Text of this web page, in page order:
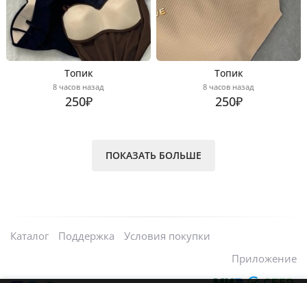
Топик
8 часов назад
250₽
Топик
8 часов назад
250₽
ПОКАЗАТЬ БОЛЬШЕ
Каталог Поддержка
Условия покупки
Приложение